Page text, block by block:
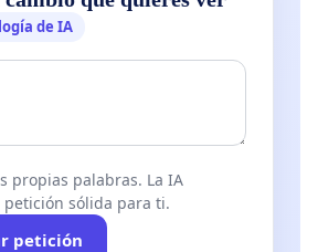
de IA
propias palabras. La IA
sólida para ti.
petición